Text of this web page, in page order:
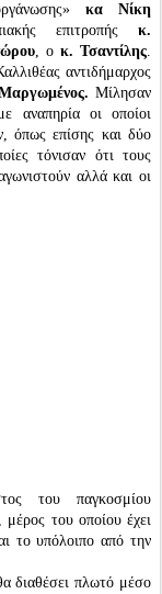
κα Νίκη
επιτροπής κ.
, οκ. Τσαντίλης.
αντιδήμαρχος
Μίλησαν
αναπηρία οι οποίοι
όπως επίσης και δύο
τόνισαν ότι τους
αλλά και οι
του παγκοσμίου
του οποίου έχει
το υπόλοιπο από την
διαθέσει πλωτό μέσο